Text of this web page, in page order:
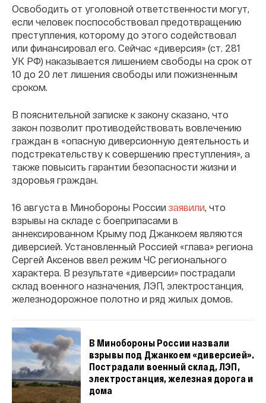
Освободить от уголовной ответственности могут,
если человек поспособствовал предотвращению
преступления, которому до этого содействовал
или финансировал его. Сейчас «диверсия» (ст. 281
УК РФ) наказывается лишением свободы на срок от
10 до 20 лет лишения свободы или пожизненным
сроком.
В пояснительной записке к закону сказано, что
закон позволит противодействовать вовлечению
граждан в «опасную диверсионную деятельность и
подстрекательству к совершению преступления», а
также повысить гарантии безопасности жизни и
здоровья граждан.
16 августа в Минобороны России заявили , что
взрывы на складе с боеприпасами в
аннексированном Крыму под Джанкоем являются
диверсией. Установленный Россией «глава» региона
Сергей Аксенов ввел режим ЧС регионального
характера. В результате «диверсии» пострадали
склад военного назначения, ЛЭП, электростанция,
железнодорожное полотно и ряд жилых домов.
В Минобороны России назвали
взрывы под Джанкоем «диверсией».
Пострадали военный склад, ЛЭП,
электростанция, железная дорога и
дома